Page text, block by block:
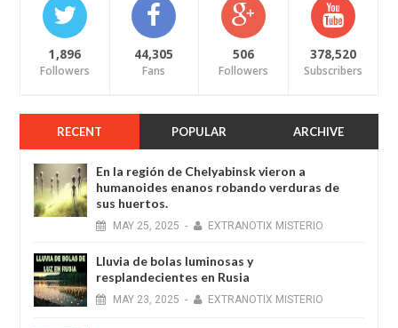
1,896
Followers
44,305
Fans
506
Followers
378,520
Subscribers
RECENT POPULAR ARCHIVE
En la región de Chelyabinsk vieron a
humanoides enanos robando verduras de
sus huertos.
MAY 25, 2025 - EXTRANOTIX MISTERIO
Lluvia de bolas luminosas y
resplandecientes en Rusia
MAY 23, 2025 - EXTRANOTIX MISTERIO